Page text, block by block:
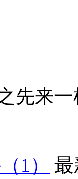
先来一
（1）
最